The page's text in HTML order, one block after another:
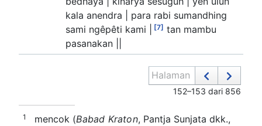
kala anendra | para rabi sumandhing
sami ngêpêti kami |
[7] tan mambu
pasanakan ||
Halaman
152–153 dari 856
1 mencok (Babad Kraton, Pantja Sunjata dkk.,